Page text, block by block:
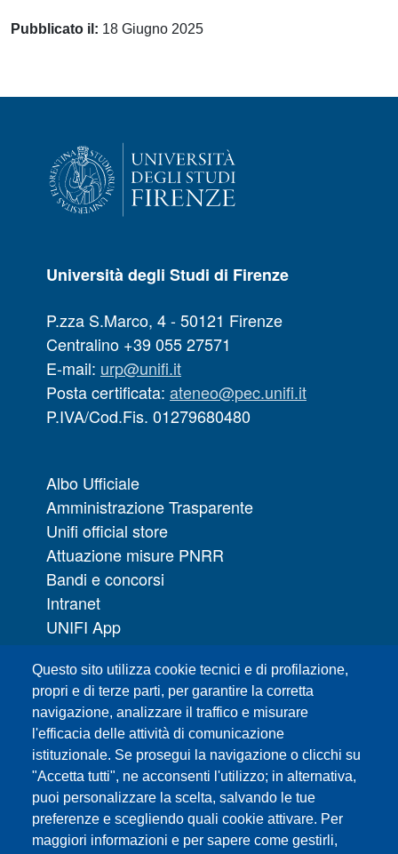
Pubblicato il: 18 Giugno 2025
Questo sito utilizza cookie tecnici e di profilazione,
propri e di terze parti, per garantire la corretta
navigazione, analizzare il traffico e misurare
l'efficacia delle attività di comunicazione
istituzionale. Se prosegui la navigazione o clicchi su
"Accetta tutti", ne acconsenti l'utilizzo; in alternativa,
puoi personalizzare la scelta, salvando le tue
preferenze e scegliendo quali cookie attivare. Per
maggiori informazioni e per sapere come gestirli,
Università degli Studi di Firenze
P.zza S.Marco, 4 - 50121 Firenze
Centralino +39 055 27571
E-mail: urp@unifi.it
Posta certificata: ateneo@pec.unifi.it
P.IVA/Cod.Fis. 01279680480
Albo Ufficiale
Amministrazione Trasparente
Unifi official store
Attuazione misure PNRR
Bandi e concorsi
Intranet
UNIFI App
URP | Ufficio Relazioni con il Pubblico
Sedi
Mappa del sito
Webmaster e redazione web
Elenco dei siti tematici
Accessibilità
Feed RSS